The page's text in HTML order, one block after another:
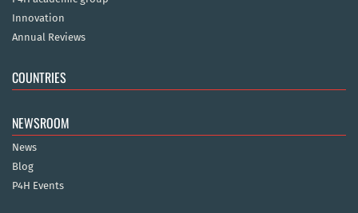
Innovation
Annual Reviews
COUNTRIES
NEWSROOM
News
Blog
P4H Events